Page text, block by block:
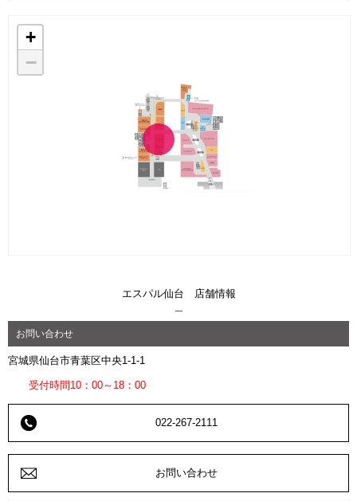
+
−
エスパル仙台 店舗情報
お問い合わせ
宮城県仙台市青葉区中央1-1-1
受付時間10：00～18：00
022-267-2111
お問い合わせ